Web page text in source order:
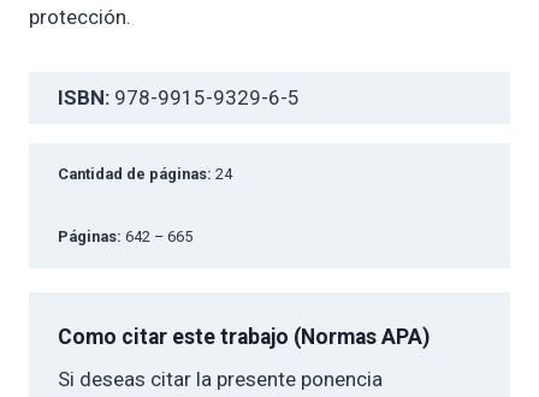
protección.
ISBN: 978-9915-9329-6-5
Cantidad de páginas: 24
Páginas: 642 – 665
Como citar este trabajo (Normas APA)
Si deseas citar la presente ponencia